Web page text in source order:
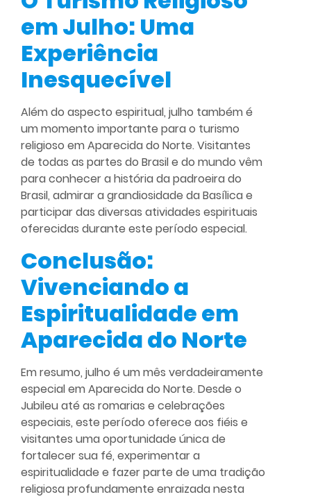
em Julho: Uma
Experiência
Inesquecível
Além do aspecto espiritual, julho também é
um momento importante para o turismo
religioso em Aparecida do Norte. Visitantes
de todas as partes do Brasil e do mundo vêm
para conhecer a história da padroeira do
Brasil, admirar a grandiosidade da Basílica e
participar das diversas atividades espirituais
oferecidas durante este período especial.
Conclusão:
Vivenciando a
Espiritualidade em
Aparecida do Norte
Em resumo, julho é um mês verdadeiramente
especial em Aparecida do Norte. Desde o
Jubileu até as romarias e celebrações
especiais, este período oferece aos fiéis e
visitantes uma oportunidade única de
fortalecer sua fé, experimentar a
espiritualidade e fazer parte de uma tradição
religiosa profundamente enraizada nesta